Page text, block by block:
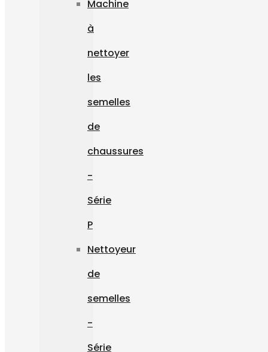
Machine
à
nettoyer
les
semelles
de
chaussures
-
Série
P
Nettoyeur
de
semelles
-
Série